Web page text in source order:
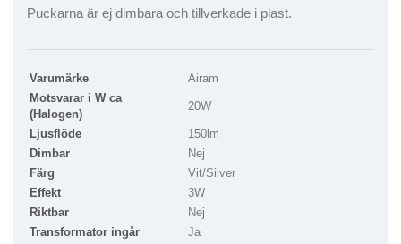
Puckarna är ej dimbara och tillverkade i plast.
Varumärke
Airam
Motsvarar i W ca
(Halogen)
20W
Ljusflöde
150lm
Dimbar
Nej
Färg
Vit/Silver
Effekt
3W
Riktbar
Nej
Transformator ingår
Ja